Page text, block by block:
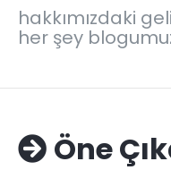
hakkımızdaki
her şey
Öne